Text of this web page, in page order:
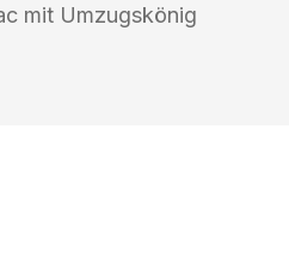
mit Umzugskönig